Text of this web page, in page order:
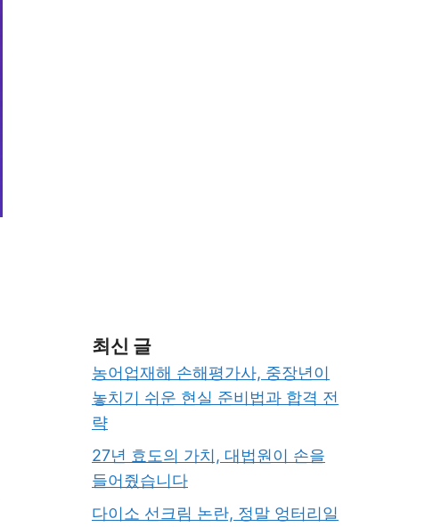
최신 글
농어업재해 손해평가사, 중장년이
놓치기 쉬운 현실 준비법과 합격 전
략
27년 효도의 가치, 대법원이 손을
들어줬습니다
다이소 선크림 논란, 정말 엉터리일